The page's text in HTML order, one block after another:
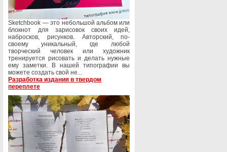
Sketchbook — это небольшой альбом или
блокнот для зарисовок своих идей,
набросков, рисунков. Авторский, по-
своему уникальный, где любой
творческий человек или художник
тренируется рисовать и делать нужные
ему заметки. В нашей типографии вы
можете создать свой не...
Разработка издания в твердом
переплете